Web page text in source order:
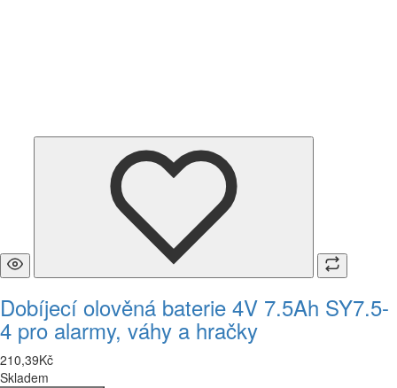
Dobíjecí olověná baterie 4V 7.5Ah SY7.5-
4 pro alarmy, váhy a hračky
210,39Kč
Skladem